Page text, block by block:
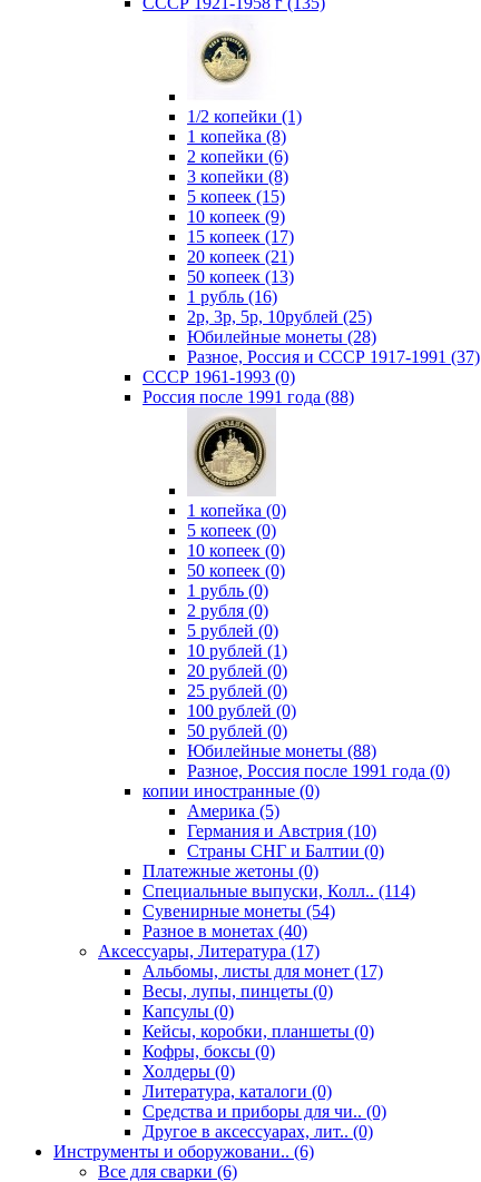
1/2 копейки (1)
1 копейка (8)
2 копейки (6)
3 копейки (8)
5 копеек (15)
10 копеек (9)
15 копеек (17)
20 копеек (21)
50 копеек (13)
1 рубль (16)
2р, 3р, 5р, 10рублей (25)
Юбилейные монеты (28)
Разное, Россия и СССР 1917-1991 (37)
СССР 1961-1993 (0)
Россия после 1991 года (88)
1 копейка (0)
5 копеек (0)
10 копеек (0)
50 копеек (0)
1 рубль (0)
2 рубля (0)
5 рублей (0)
10 рублей (1)
20 рублей (0)
25 рублей (0)
100 рублей (0)
50 рублей (0)
Юбилейные монеты (88)
Разное, Россия после 1991 года (0)
копии иностранные (0)
Америка (5)
Германия и Австрия (10)
Страны СНГ и Балтии (0)
Платежные жетоны (0)
Специальные выпуски, Колл.. (114)
Сувенирные монеты (54)
Разное в монетах (40)
Аксессуары, Литература (17)
Альбомы, листы для монет (17)
Весы, лупы, пинцеты (0)
Капсулы (0)
Кейсы, коробки, планшеты (0)
Кофры, боксы (0)
Холдеры (0)
Литература, каталоги (0)
Средства и приборы для чи.. (0)
Другое в аксессуарах, лит.. (0)
Инструменты и оборужовани.. (6)
Все для сварки (6)